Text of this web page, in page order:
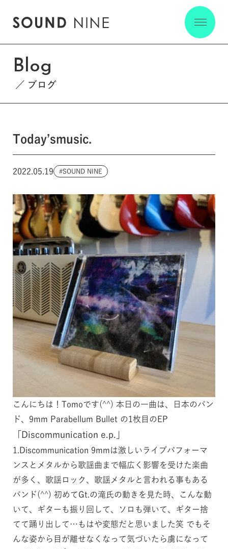
Blog
ブログ
Today’smusic.
2022.05.19 SOUND NINE
こんにちは！Tomoです(^^) 本日の一曲は、日本のバン
ド、9mm Parabellum Bullet の1枚目のEP
「Discommunication e.p.」
1.Discommunication 9mmは激しいライブパフォーマ
ンスとメタルから歌謡曲まで幅広く影響を受けた楽曲
が多く、歌謡ロック、歌謡メタルと言われる事もある
バンド(^^) 初めてGt.の滝氏の動きを見た時、こんな動
いて、ギターも振り回して、ソロも弾いて、ギター捨
てて踊り出して…もはや変態だと思いました笑 でもそ
んな姿から目が離せなくなって気づいたら虜になって